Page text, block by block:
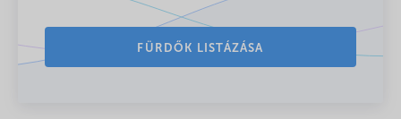
FÜRDŐK LISTÁZÁSA